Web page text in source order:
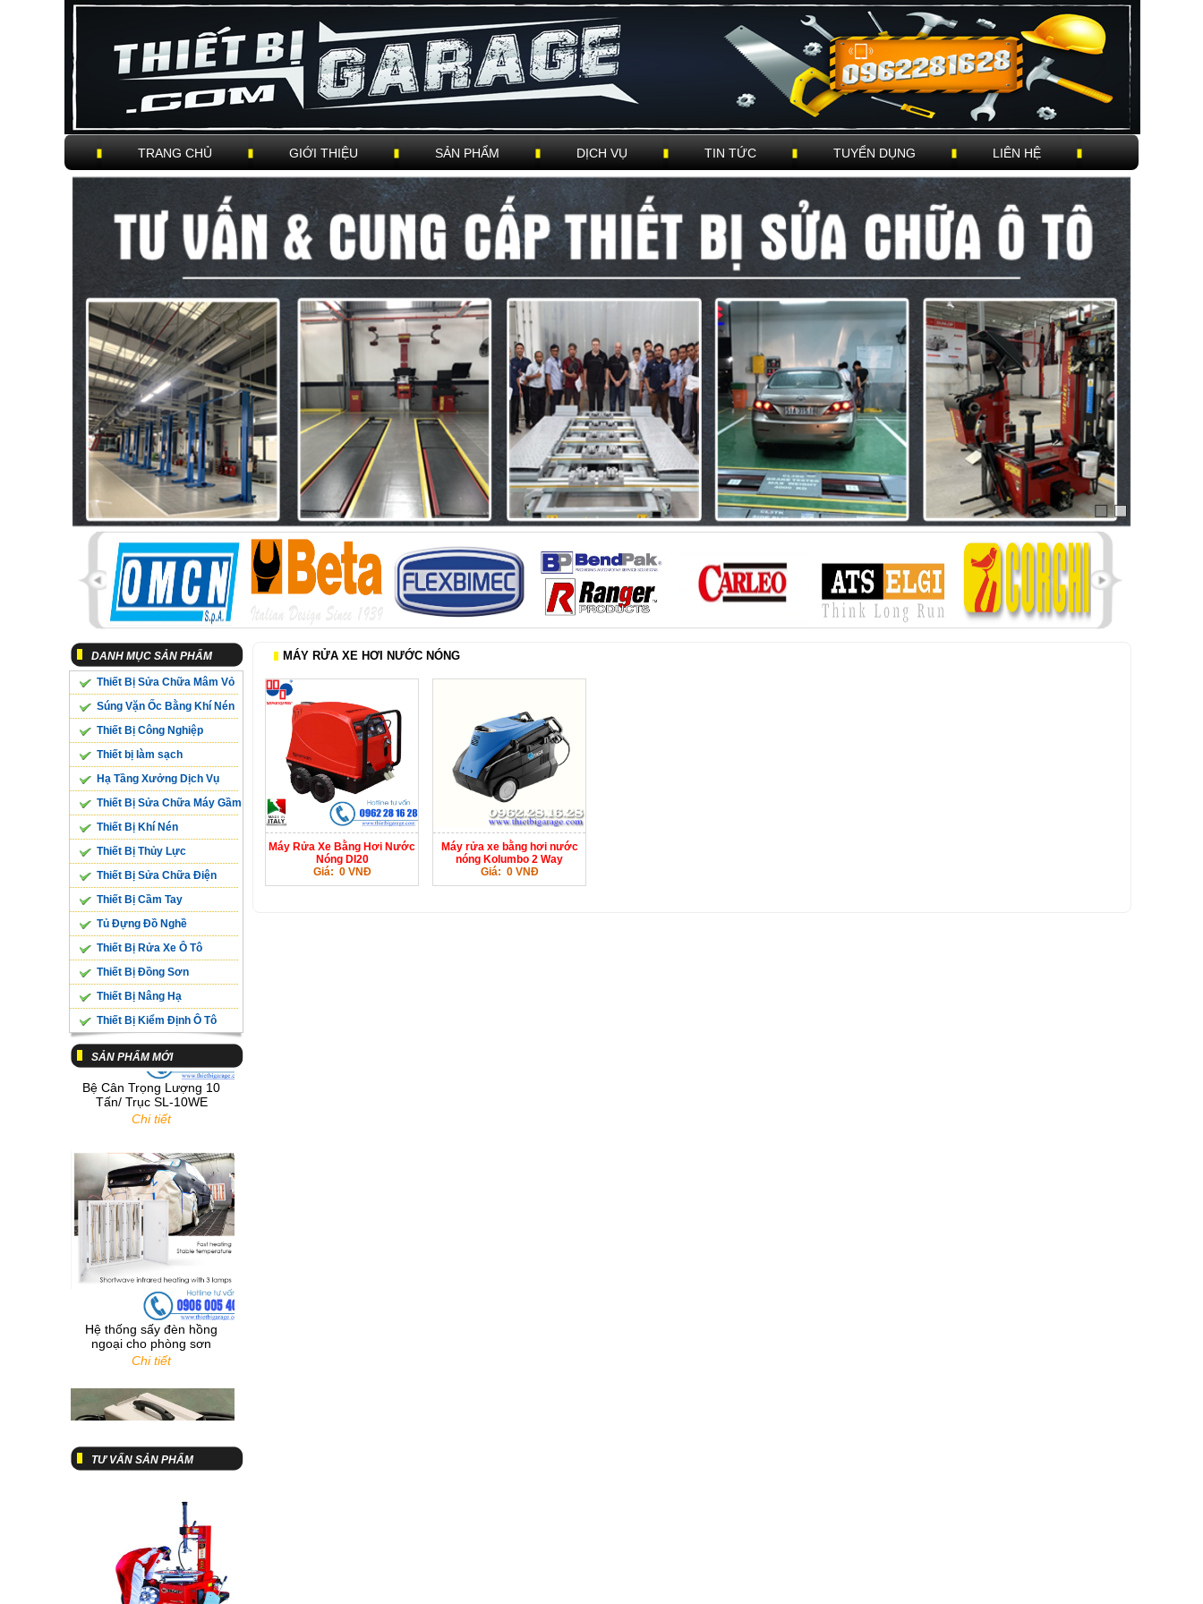
TRANG CHỦ GIỚI THIỆU SẢN PHẨM DỊCH VỤ TIN TỨC TUYỂN DỤNG LIÊN HỆ
Trigger
DANH MỤC SẢN PHẨM
Thiết Bị Sửa Chữa Mâm Vỏ
Súng Vặn Ốc Bằng Khí Nén
Thiết Bị Công Nghiệp
Thiết bị làm sạch
Hạ Tầng Xưởng Dịch Vụ
Thiết Bị Sửa Chữa Máy Gầm
Thiết Bị Khí Nén
Thiết Bị Thủy Lực
Thiết Bị Sửa Chữa Điện
Thiết Bị Cầm Tay
Tủ Đựng Đồ Nghề
Thiết Bị Rửa Xe Ô Tô
Thiết Bị Đồng Sơn
Thiết Bị Nâng Hạ
Thiết Bị Kiểm Định Ô Tô
SẢN PHẨM MỚI
Bệ Cân Trọng Lượng 10
Tấn/ Trục SL-10WE
Chi tiết
Hệ thống sấy đèn hồng
ngoại cho phòng sơn
Chi tiết
Máy Hàn Giật Tôn
Gyspro 230
Chi tiết
TƯ VẤN SẢN PHẨM
đoán lỗi hộp đen
MÁY RỬA XE HƠI NƯỚC NÓNG
Máy Rửa Xe Bằng Hơi Nước
Nóng DI20
Giá: 0 VNĐ
Máy rửa xe bằng hơi nước
nóng Kolumbo 2 Way
Giá: 0 VNĐ